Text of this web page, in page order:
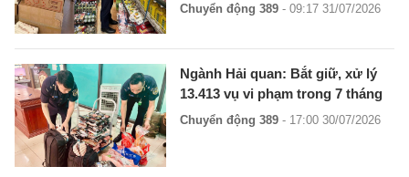
Chuyển động 389 - 09:17 31/07/2026
Ngành Hải quan: Bắt giữ, xử lý
13.413 vụ vi phạm trong 7 tháng
Chuyển động 389 - 17:00 30/07/2026